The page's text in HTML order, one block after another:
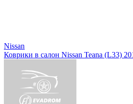
Nissan
Коврики в салон Nissan Teana (L33)